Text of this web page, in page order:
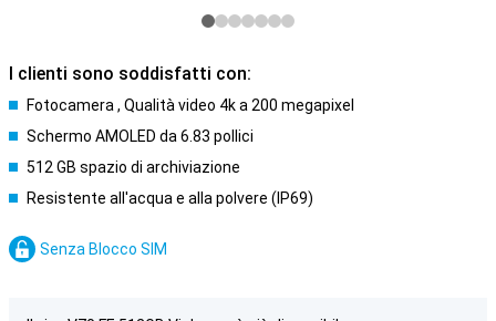
I clienti sono soddisfatti con:
Fotocamera , Qualità video 4k a 200 megapixel
Schermo AMOLED da 6.83 pollici
512 GB spazio di archiviazione
Resistente all'acqua e alla polvere (IP69)
Senza Blocco SIM